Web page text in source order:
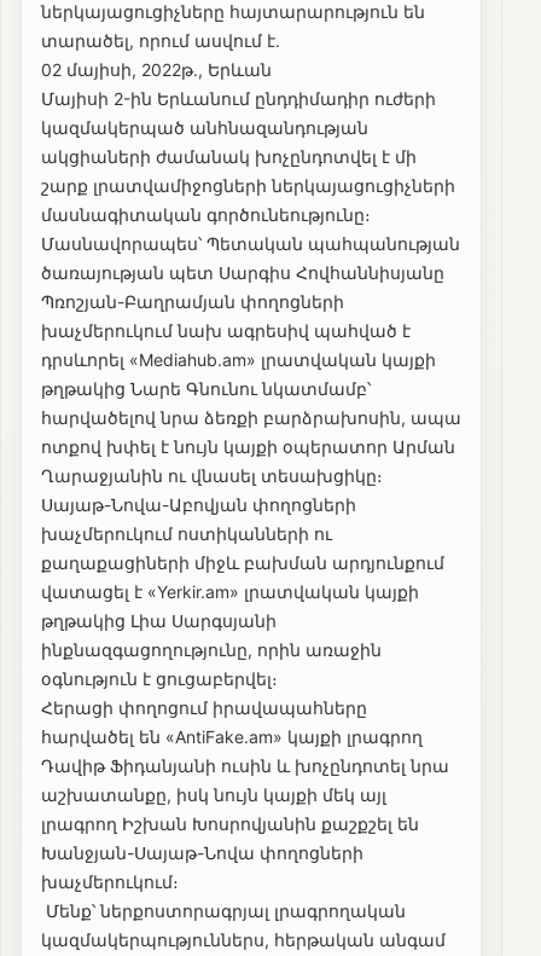
ներկայացուցիչները հայտարարություն են
տարածել, որում ասվում է.
02 մայիսի, 2022թ․, Երևան
​Մայիսի 2-ին Երևանում ընդդիմադիր ուժերի
կազմակերպած անհնազանդության
ակցիաների ժամանակ խոչընդոտվել է մի
շարք լրատվամիջոցների ներկայացուցիչների
մասնագիտական գործունեությունը։
​Մասնավորապես՝ Պետական պահպանության
ծառայության պետ Սարգիս Հովհաննիսյանը
Պռոշյան-Բաղրամյան փողոցների
խաչմերուկում նախ ագրեսիվ պահված է
դրսևորել «Mediahub.am» լրատվական կայքի
թղթակից Նարե Գնունու նկատմամբ՝
հարվածելով նրա ձեռքի բարձրախոսին, ապա
ոտքով խփել է նույն կայքի օպերատոր Արման
Ղարաջյանին ու վնասել տեսախցիկը։
​Սայաթ-Նովա-Աբովյան փողոցների
խաչմերուկում ոստիկանների ու
քաղաքացիների միջև բախման արդյունքում
վատացել է «Yerkir.am» լրատվական կայքի
թղթակից Լիա Սարգսյանի
ինքնազգացողությունը, որին առաջին
օգնություն է ցուցաբերվել։
​Հերացի փողոցում իրավապահները
հարվածել են «AntiFake.am» կայքի լրագրող
Դավիթ Ֆիդանյանի ուսին և խոչընդոտել նրա
աշխատանքը, իսկ նույն կայքի մեկ այլ
լրագրող Իշխան Խոսրովյանին քաշքշել են
Խանջյան-Սայաթ-Նովա փողոցների
խաչմերուկում։
​ Մենք՝ ներքոստորագրյալ լրագրողական
կազմակերպություններս, հերթական անգամ